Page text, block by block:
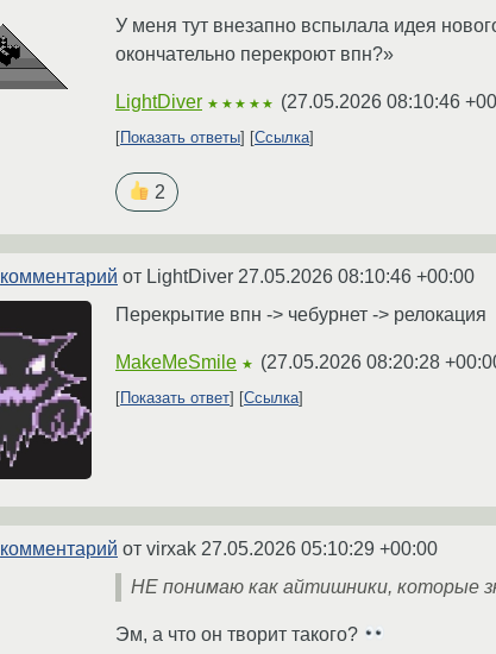
У меня тут внезапно вспылала идея
окончательно перекроют впн?»
LightDiver ★★★★★ (27.05.2026 08:10:46
Показать ответы Ссылка
2
комментарий от LightDiver 27.05.2026 08:10:46 +00:00
Перекрытие впн -> чебурнет -> релокация
MakeMeSmile ★ (27.05.2026 08:20:28
Показать ответ Ссылка
комментарий от virxak 27.05.2026 05:10:29 +00:00
НЕ понимаю как айтишники, которые
Эм, а что он творит такого?